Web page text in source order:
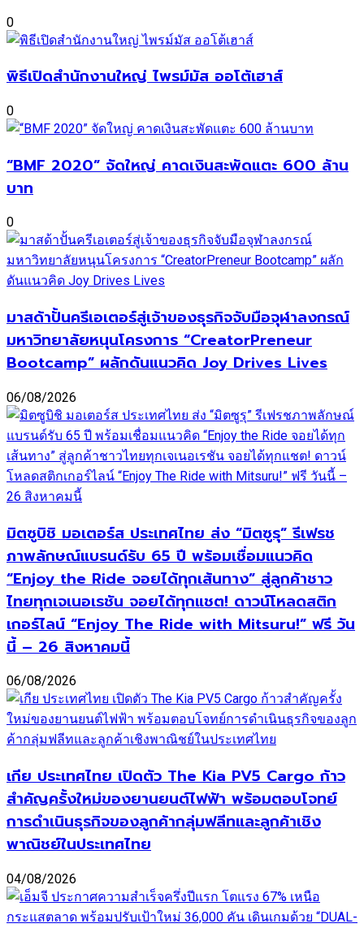
0
พิธีเปิดสำนักงานใหญ่ ไพรม์มัส ออโต้เฮาส์
0
“BMF 2020” จัดใหญ่ คาดเงินสะพัดแตะ 600 ล้าน
บาท
0
มาสด้าปั้นครีเอเตอร์สู่เจ้าของธุรกิจจับมือจุฬาลงกรณ์
มหาวิทยาลัยหนุนโครงการ “CreatorPreneur
Bootcamp” ผลักดันแนวคิด Joy Drives Lives
06/08/2026
มิตซูบิชิ มอเตอร์ส ประเทศไทย ส่ง “มิตซูรุ” รีเฟรช
ภาพลักษณ์แบรนด์รับ 65 ปี พร้อมเชื่อมแนวคิด
“Enjoy the Ride จอยได้ทุกเส้นทาง” สู่ลูกค้าชาว
ไทยทุกเจเนอเรชัน จอยได้ทุกแชต! ดาวน์โหลดสติก
เกอร์ไลน์ “Enjoy The Ride with Mitsuru!” ฟรี วัน
นี้ – 26 สิงหาคมนี้
06/08/2026
เกีย ประเทศไทย เปิดตัว The Kia PV5 Cargo ก้าว
สำคัญครั้งใหม่ของยานยนต์ไฟฟ้า พร้อมตอบโจทย์
การดำเนินธุรกิจของลูกค้ากลุ่มฟลีทและลูกค้าเชิง
พาณิชย์ในประเทศไทย
04/08/2026